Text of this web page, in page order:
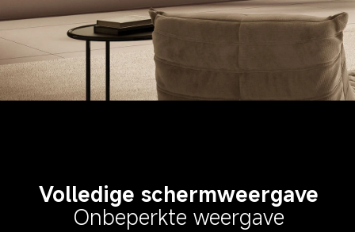
Volledige schermweergave
Onbeperkte weergave